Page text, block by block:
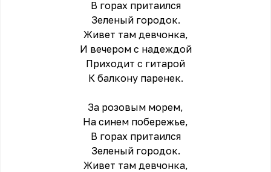
В горах притаился
Зеленый городок.
Живет там девчонка,
И вечером с надеждой
Приходит с гитарой
К балкону паренек.
За розовым морем,
На синем побережье,
В горах притаился
Зеленый городок.
Живет там девчонка,